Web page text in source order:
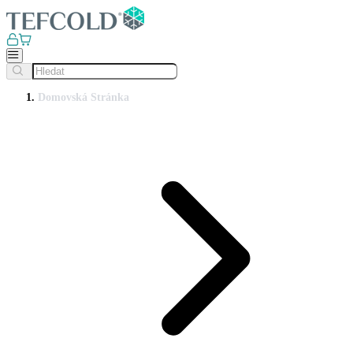
Domovská Stránka